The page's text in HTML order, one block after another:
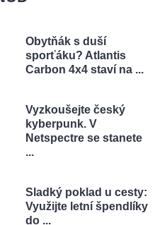
Obytňák s duší
sporťáku? Atlantis
Carbon 4x4 staví na ...
Vyzkoušejte český
kyberpunk. V
Netspectre se stanete
...
Sladký poklad u cesty:
Využijte letní špendlíky
do ...